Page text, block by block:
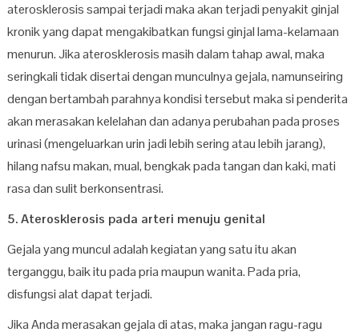
aterosklerosis sampai terjadi maka akan terjadi penyakit ginjal
kronik yang dapat mengakibatkan fungsi ginjal lama-kelamaan
menurun. Jika aterosklerosis masih dalam tahap awal, maka
seringkali tidak disertai dengan munculnya gejala, namunseiring
dengan bertambah parahnya kondisi tersebut maka si penderita
akan merasakan kelelahan dan adanya perubahan pada proses
urinasi (mengeluarkan urin jadi lebih sering atau lebih jarang),
hilang nafsu makan, mual, bengkak pada tangan dan kaki, mati
rasa dan sulit berkonsentrasi.
5. Aterosklerosis pada arteri menuju genital
Gejala yang muncul adalah kegiatan yang satu itu akan
terganggu, baik itu pada pria maupun wanita. Pada pria,
disfungsi alat dapat terjadi.
Jika Anda merasakan gejala di atas, maka jangan ragu-ragu